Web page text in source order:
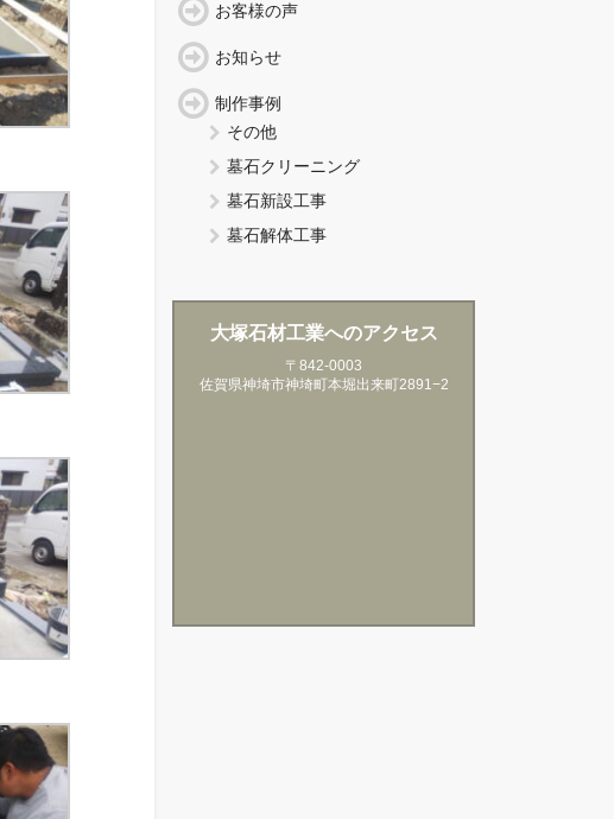
お客様の声
お知らせ
制作事例
その他
墓石クリーニング
墓石新設工事
墓石解体工事
大塚石材工業へのアクセス
〒842-0003
佐賀県神埼市神埼町本堀出来町2891−2